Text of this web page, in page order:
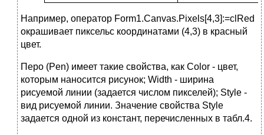
Например, оператор Form1.Canvas.Pixels[4,3]:=clRed
окрашивает пиксельс координатами (4,3) в красный
цвет.
Перо (Pen) имеет такие свойства, как Color - цвет,
которым наносится рисунок; Width - ширина
рисуемой линии (задается числом пикселей); Style -
вид рисуемой линии. Значение свойства Style
задается одной из констант, перечисленных в табл.4.